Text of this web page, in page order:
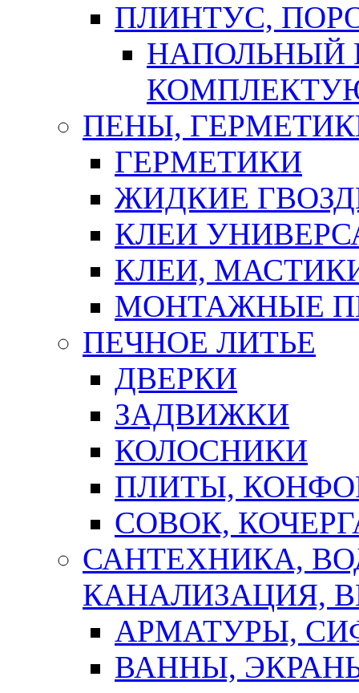
ПЛИНТУС,
НАПОЛЬНЫЙ
ПЕНЫ,
ГЕРМЕТИКИ
ЖИДКИЕ
КЛЕИ
КЛЕИ,
МОНТАЖНЫЕ
ПЕЧНОЕ ЛИТЬЕ
ДВЕРКИ
ЗАДВИЖКИ
КОЛОСНИКИ
ПЛИТЫ,
СОВОК,
САНТЕХНИКА,
КАНАЛИЗАЦИЯ,
АРМАТУРЫ,
ВАННЫ,